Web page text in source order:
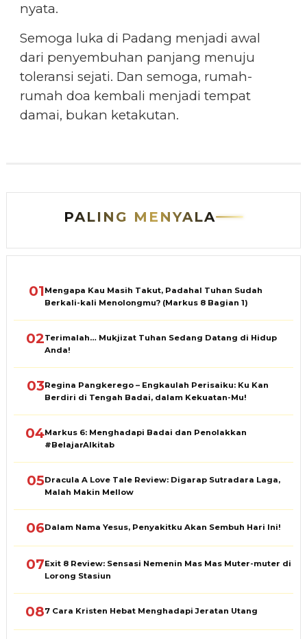
nyata.
Semoga luka di Padang menjadi awal
dari penyembuhan panjang menuju
toleransi sejati. Dan semoga, rumah-
rumah doa kembali menjadi tempat
damai, bukan ketakutan.
PALING MENYALA
01Mengapa Kau Masih Takut, Padahal Tuhan Sudah
Berkali-kali Menolongmu? (Markus 8 Bagian 1)
02Terimalah… Mukjizat Tuhan Sedang Datang di Hidup
Anda!
03Regina Pangkerego – Engkaulah Perisaiku: Ku Kan
Berdiri di Tengah Badai, dalam Kekuatan-Mu!
04Markus 6: Menghadapi Badai dan Penolakkan
#BelajarAlkitab
05Dracula A Love Tale Review: Digarap Sutradara Laga,
Malah Makin Mellow
06Dalam Nama Yesus, Penyakitku Akan Sembuh Hari Ini!
07Exit 8 Review: Sensasi Nemenin Mas Mas Muter-muter di
Lorong Stasiun
087 Cara Kristen Hebat Menghadapi Jeratan Utang